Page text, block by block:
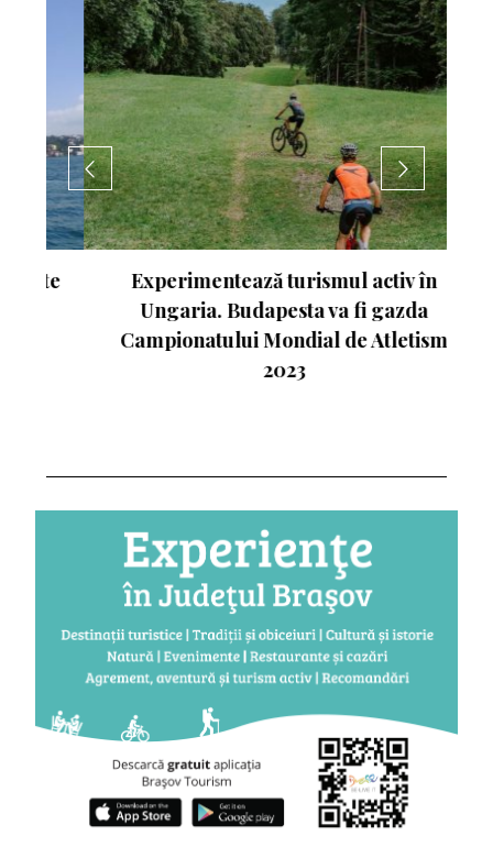
Experimentează turismul activ în
Ungaria. Budapesta va fi gazda
Campionatului Mondial de Atletism
2023